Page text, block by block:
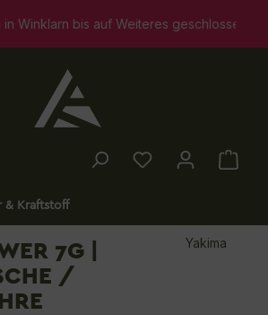
bis auf Weiteres geschlossen.
& Kraftstoff
7G |
/
Yakima